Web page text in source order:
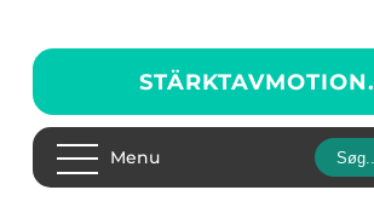
STÄRKTAVMOTION.
Menu